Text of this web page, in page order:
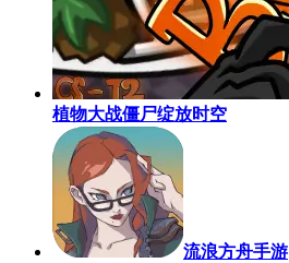
植物大战僵尸绽放时空
流浪方舟手游